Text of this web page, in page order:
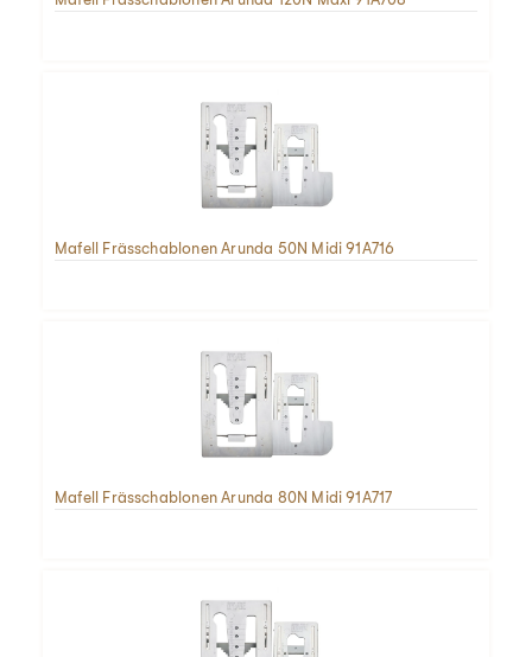
Mafell Frässchablonen Arunda 50N Midi 91A716
Mafell Frässchablonen Arunda 80N Midi 91A717